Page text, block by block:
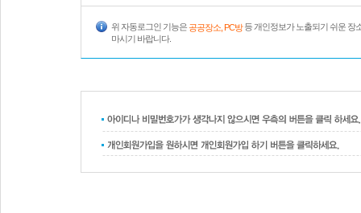
위 자동로그인 기능은공공장소, PC방등 개인정보가 노출되기 쉬운 장
마시기 바랍니다.